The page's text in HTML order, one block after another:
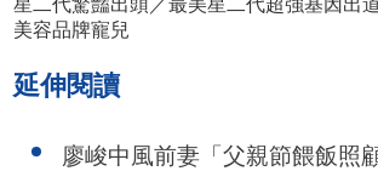
星二代驚豔出頭／最美星二代超強基因出
美容品牌寵兒
延伸閱讀
廖峻中風前妻「父親節餵飯